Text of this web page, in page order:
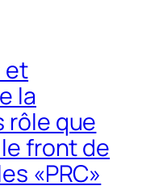
et
la
rôle que
front de
«PRC»